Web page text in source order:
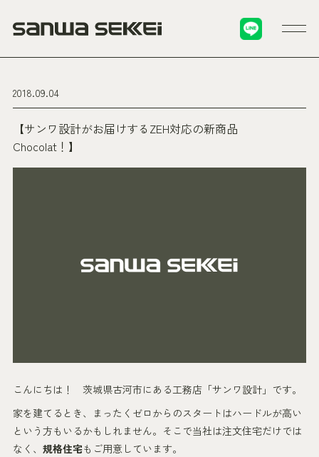
2018.09.04
【サンワ設計がお届けするZEH対応の新商品
Chocolat！】
こんにちは！ 茨城県古河市にある工務店「サンワ設計」です。
家を建てるとき、まったくゼロからのスタートはハードルが高い
という方もいるかもしれません。そこで当社は注文住宅だけでは
なく、 規格住宅もご用意しています。